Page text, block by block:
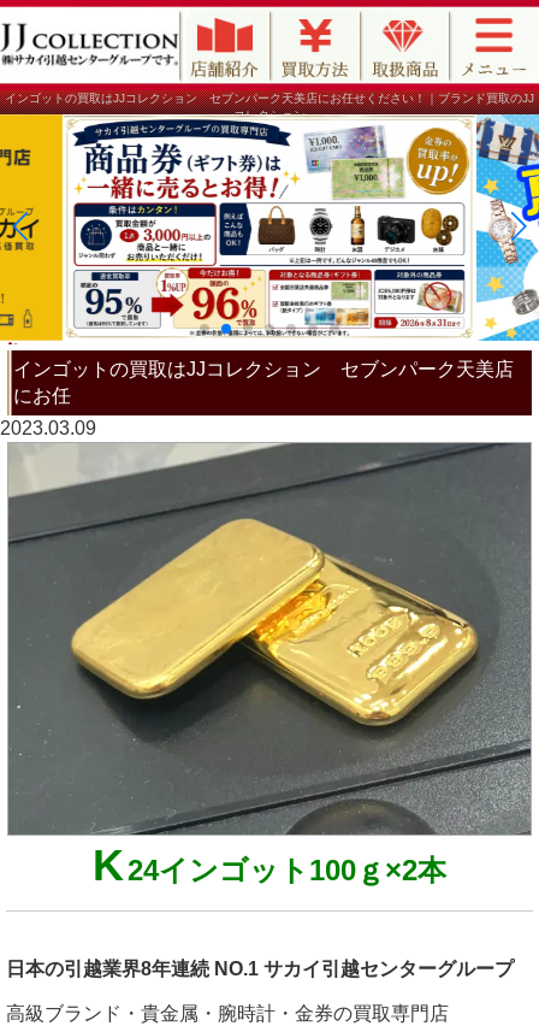
インゴットの買取はJJコレクション セブンパーク天美店にお任せください！｜ブランド買取のJJ
コレクション
インゴットの買取はJJコレクション セブンパーク天美店
にお任
2023.03.09
K24インゴット100ｇ×2本
日本の引越業界8年連続 NO.1 サカイ引越センターグループ
高級ブランド・貴金属・腕時計・金券の買取専門店